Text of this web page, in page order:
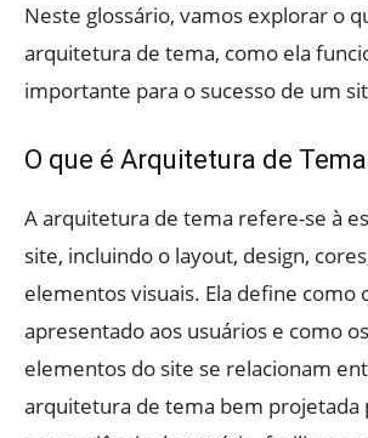
Neste glossário, vamos explorar o
arquitetura de tema, como ela
importante para o sucesso de um
O que é Arquitetura de
A arquitetura de tema refere-se à
site, incluindo o layout, design,
elementos visuais. Ela define como
apresentado aos usuários e como
elementos do site se relacionam
arquitetura de tema bem projetada